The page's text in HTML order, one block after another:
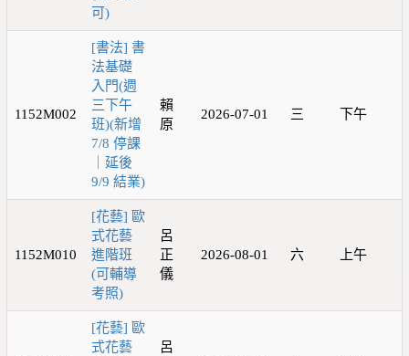
可)
1152M002
[書法] 書
法基礎
入門(週
三下午
班)(新增
7/8 停課
｜延後
9/9 結業)
賴
原
2026-07-01 三 下午
1152M010
[花藝] 歐
式花藝
進階班
(可輔導
考照)
呂
正
儀
2026-08-01 六 上午
[花藝] 歐
式花藝
呂